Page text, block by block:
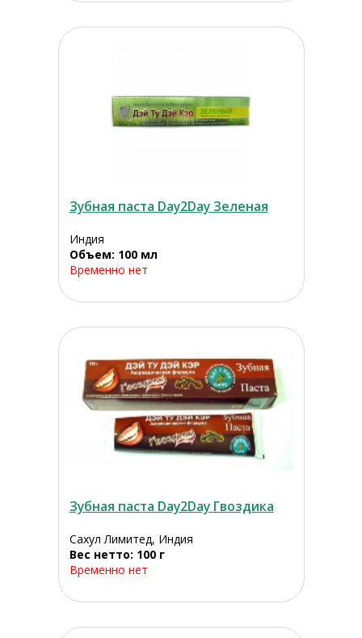
Зубная паста Day2Day Зеленая
Индия
Объем: 100 мл
Временно нет
Зубная паста Day2Day Гвоздика
Сахул Лимитед, Индия
Вес нетто: 100 г
Временно нет